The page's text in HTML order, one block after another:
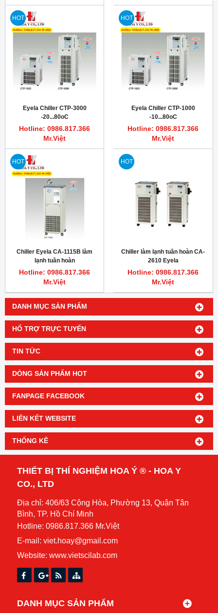
DANH MỤC SẢN PHẨM
HỔ TRỢ TRỰC TUYẾN
TIN TỨC
DÒNG SẢN PHẨM HOT
FANPAGE FACEBOOK
LIÊN KẾT WEBSITE
THỐNG KÊ
HOT
Eyela Chiller CTP-3000
-20...80oC
Hotline: 0986.817.366
Mr.Việt
HOT
Eyela Chiller CTP-1000
-10...80oC
Hotline: 0986.817.366
Mr.Việt
HOT
Chiller Eyela CA-1115B làm
lạnh tuần hoàn
Hotline: 0986.817.366
Mr.Việt
HOT
Chiller làm lạnh tuần hoàn CA-
2610 Eyela
Hotline: 0986.817.366
Mr.Việt
THIẾT BỊ THÍ NGHIỆM HOA Ý ® - HOA Y
CO., LTD
Địa chỉ: 406/63 Cộng Hòa, Phường 13, Quận Tân
Bình, TP. Hồ Chí Minh
Hotline: 0986.817.366 Mr.Việt
E-mail: viet.hoay@gmail.com
Website: www.vietscilab.com
DANH MỤC SẢN PHẨM